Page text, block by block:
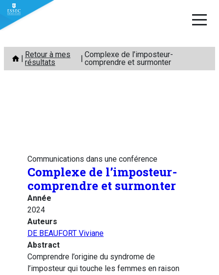
Aller
contenu
Retour à mes
résultats
Complexe de l’imposteur-
comprendre et surmonter
Communications dans une conférence
Complexe de l’imposteur-
comprendre et surmonter
Année
2024
Auteurs
DE BEAUFORT Viviane
Abstract
Comprendre l’origine du syndrome de
l’imposteur qui touche les femmes en raison